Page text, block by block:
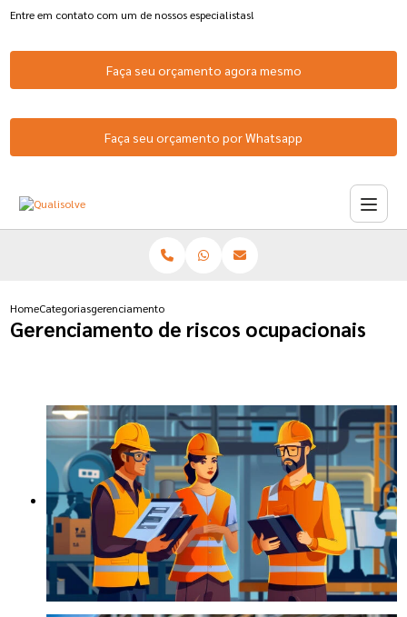
Entre em contato com um de nossos especialistas!
Faça seu orçamento agora mesmo
Faça seu orçamento por Whatsapp
HomeCategoriasgerenciamento riscos ocupacionais
Gerenciamento de riscos ocupacionais